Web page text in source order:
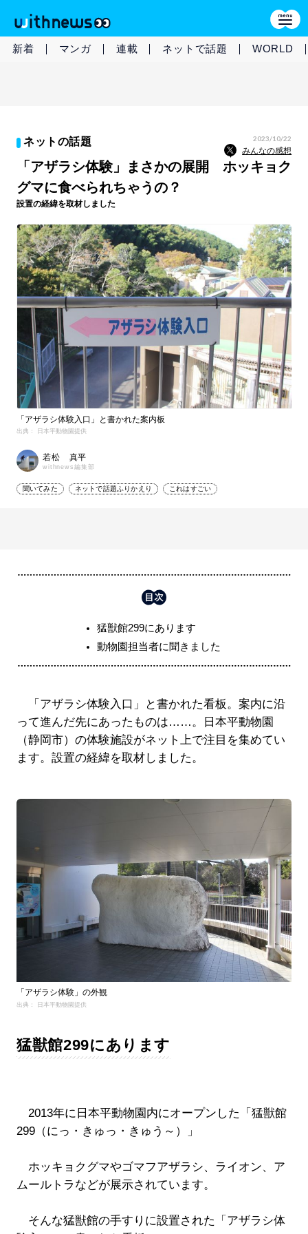
新着 マンガ 連載 ネットで話題 WORLD
ネットの話題 2023/10/22
みんなの感想
「アザラシ体験」まさかの展開 ホッキョク
グマに食べられちゃうの？
設置の経緯を取材しました
「アザラシ体験入口」と書かれた案内板
出典： 日本平動物園提供
若松 真平
withnews編集部
聞いてみた ネットで話題ふりかえり これはすごい
猛獣館299にあります
動物園担当者に聞きました
「アザラシ体験入口」と書かれた看板。案内に沿
って進んだ先にあったものは……。日本平動物園
（静岡市）の体験施設がネット上で注目を集めてい
ます。設置の経緯を取材しました。
「アザラシ体験」の外観
出典： 日本平動物園提供
猛獣館299にあります
2013年に日本平動物園内にオープンした「猛獣館
299（にっ・きゅっ・きゅう～）」
ホッキョクグマやゴマフアザラシ、ライオン、ア
ムールトラなどが展示されています。
そんな猛獣館の手すりに設置された「アザラシ体